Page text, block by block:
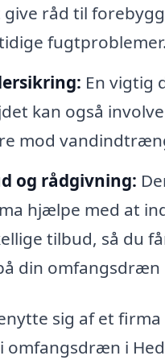
give råd til
fugtproblemer.
En vigtig
kan også
mod
og rådgivning:
hjælpe med at
tilbud, så du
din omfangsdræn
sig af et firma
omfangsdræn i